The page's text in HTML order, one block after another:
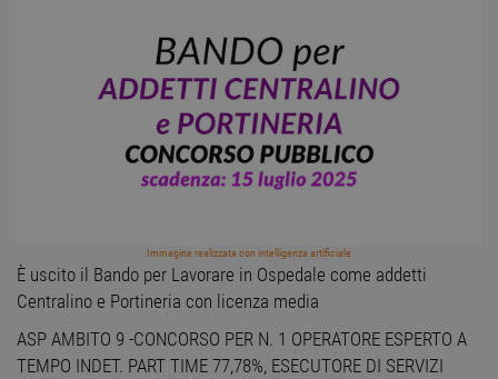
Immagine realizzata con intelligenza artificiale
È uscito il Bando per Lavorare in Ospedale come addetti
Centralino e Portineria con licenza media
ASP AMBITO 9 -CONCORSO PER N. 1 OPERATORE ESPERTO A
TEMPO INDET. PART TIME 77,78%, ESECUTORE DI SERVIZI